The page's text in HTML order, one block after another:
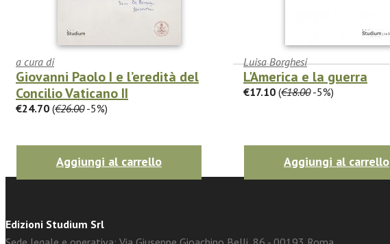
a cura di
Giovanni Paolo I e l’eredità del
Concilio Vaticano II
€24.70 (€26.00-5%)
Aggiungi al carrello
Luisa Borghesi
L'America e la guerra
€17.10 (€18.00-5%)
Aggiungi al carrello
facebook
Edizioni Studium Srl